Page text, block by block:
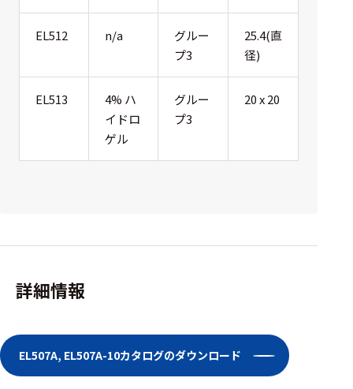
EL512 n/a
グルー
プ3
25.4(直
径)
EL513
4% ハ
イドロ
ゲル
グルー
プ3
20 x 20
詳細情報
EL507A, EL507A-10カタログのダウンロード